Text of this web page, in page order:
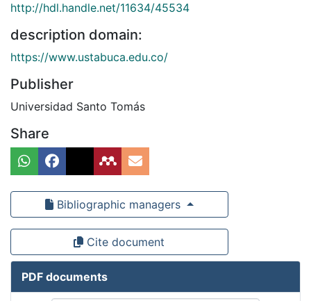
http://hdl.handle.net/11634/45534
description domain:
https://www.ustabuca.edu.co/
Publisher
Universidad Santo Tomás
Share
Bibliographic managers
Cite document
PDF documents